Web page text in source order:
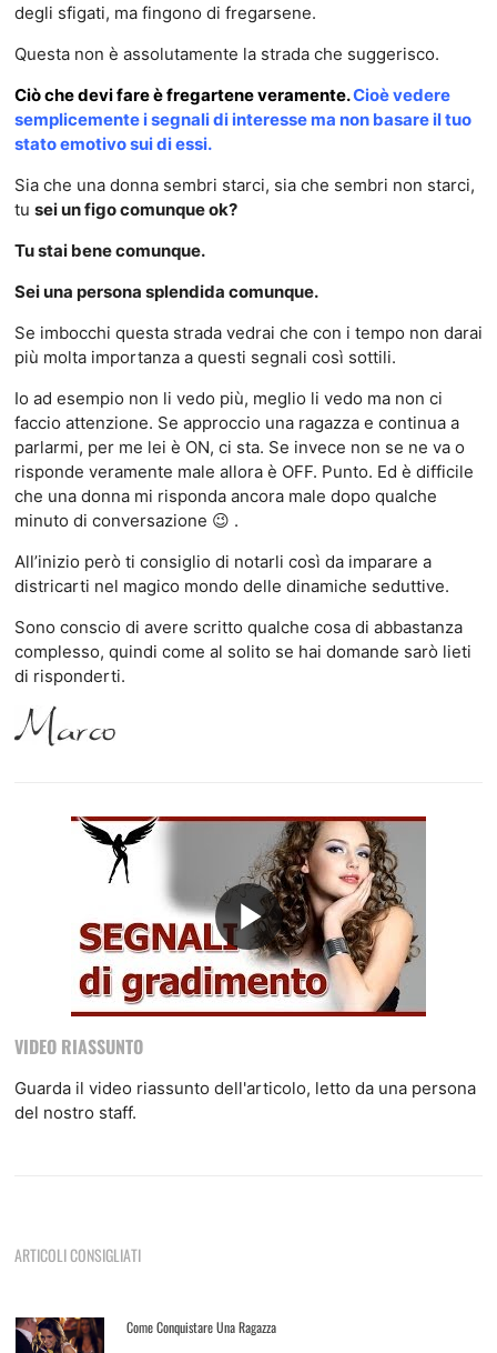
degli sfigati, ma fingono di fregarsene.
Questa non è assolutamente la strada che suggerisco.
Ciò che devi fare è fregartene veramente.Cioè vedere
semplicemente i segnali di interesse ma non basare il tuo
stato emotivo sui di essi.
Sia che una donna sembri starci, sia che sembri non starci,
tu sei un figo comunque ok?
Tu stai bene comunque.
Sei una persona splendida comunque.
Se imbocchi questa strada vedrai che con i tempo non darai
più molta importanza a questi segnali così sottili.
Io ad esempio non li vedo più, meglio li vedo ma non ci
faccio attenzione. Se approccio una ragazza e continua a
parlarmi, per me lei è ON, ci sta. Se invece non se ne va o
risponde veramente male allora è OFF. Punto. Ed è difficile
che una donna mi risponda ancora male dopo qualche
minuto di conversazione 😉 .
All’inizio però ti consiglio di notarli così da imparare a
districarti nel magico mondo delle dinamiche seduttive.
Sono conscio di avere scritto qualche cosa di abbastanza
complesso, quindi come al solito se hai domande sarò lieti
di risponderti.
VIDEO RIASSUNTO
Guarda il video riassunto dell'articolo, letto da una persona
del nostro staff.
ARTICOLI CONSIGLIATI
Come Conquistare Una Ragazza